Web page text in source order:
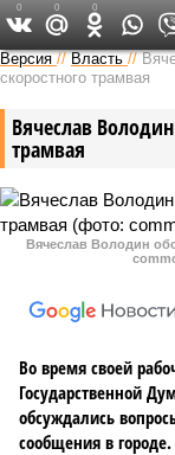
Версия //Власть //
скоростного трамвая
Вячеслав
трамвая
Вячеслав Володин
Во время своей
Государственной
обсуждались
сообщения в городе.
0 0 0